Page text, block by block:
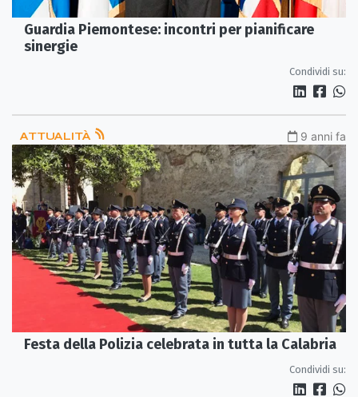
Guardia Piemontese: incontri per pianificare
sinergie
Condividi su:
ATTUALITÀ 9 anni fa
Festa della Polizia celebrata in tutta la Calabria
Condividi su: